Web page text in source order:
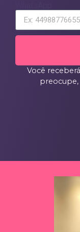
Você